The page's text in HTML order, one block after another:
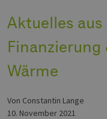
Aktuelles aus
Finanzierung
Wärme
von Constantin Lange
10. November 2021